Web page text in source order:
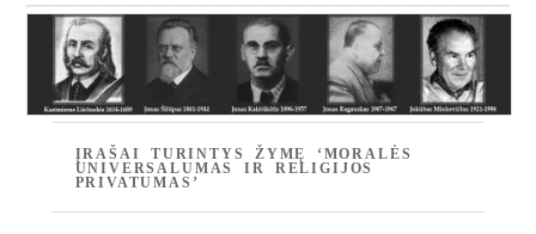
ĮRAŠAI TURINTYS ŽYMĘ ‘MORALĖS
UNIVERSALUMAS IR RELIGIJOS
PRIVATUMAS’